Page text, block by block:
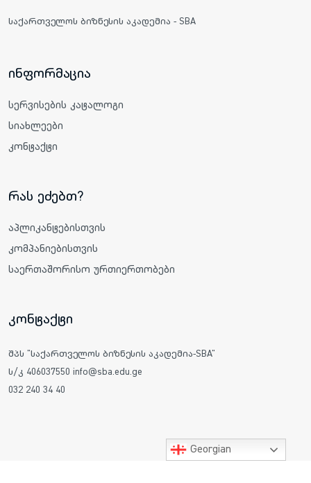
საქართველოს ბიზნესის აკადემია - SBA
ინფორმაცია
სერვისების კატალოგი
სიახლეები
კონტაქტი
რას ეძებთ?
აპლიკანტებისთვის
კომპანიებისთვის
საერთაშორისო ურთიერთობები
კონტაქტი
შპს "საქართველოს ბიზნესის აკადემია-SBA"
ს/კ 406037550 info@sba.edu.ge
032 240 34 40
Georgian